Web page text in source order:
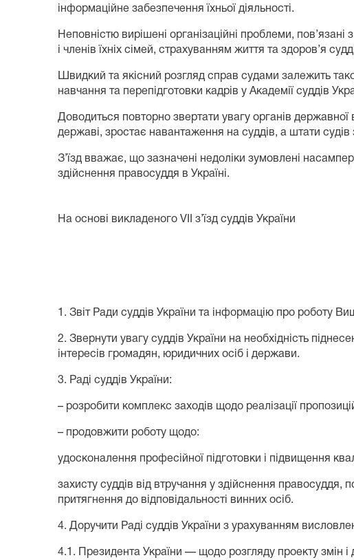
інформаційне забезпечення їхньої діяльності.
Неповністю вирішені організаційні проблеми,
і членів їхніх сімей, страхуванням життя та здоров’я
Швидкий та якісний розгляд справ судами залежить
навчання та перепідготовки кадрів у Академії суддів
Доводиться повторно звертати увагу органів
державі, зростає навантаження на суддів, а штати
З’їзд вважає, що зазначені недоліки зумовлені
здійснення правосуддя в Україні.
На основі викладеного VІІ з’їзд суддів України
1. Звіт Ради суддів України та інформацію про роботу
2. Звернути увагу суддів України на необхідність
інтересів громадян, юридичних осіб і держави.
3. Раді суддів України:
– розробити комплекс заходів щодо реалізації
– продовжити роботу щодо:
удосконалення професійної підготовки і підвищення
захисту суддів від втручання у здійснення правосуддя,
притягнення до відповідальності винних осіб.
4. Доручити Раді суддів України з урахуванням
4.1. Президента України — щодо розгляду проекту змін